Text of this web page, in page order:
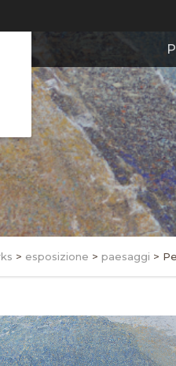
> esposizione > paesaggi >